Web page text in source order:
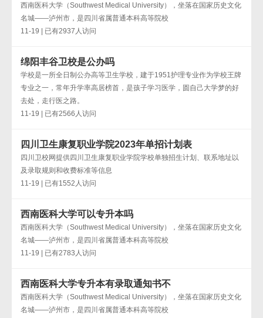
西南医科大学（Southwest Medical University），坐落在国家历史文化
名城——泸州市，是四川省属普通本科高等院校
11-19 | 已有2937人访问
绵阳丰谷卫校是公办吗
学校是一所全日制公办高等卫生学校，建于1951护理专业作为学校王牌
专业之一，常年升学率高居榜首，是孩子学习医学，圆自己大学梦的好
去处，走行医之路。
11-19 | 已有2566人访问
四川卫生康复职业学院2023年单招计划表
四川卫校网提供四川卫生康复职业学院学校单独招生计划、联系地址以
及录取规则和收费标准等信息
11-19 | 已有1552人访问
西南医科大学可以专升本吗
西南医科大学（Southwest Medical University），坐落在国家历史文化
名城——泸州市，是四川省属普通本科高等院校
11-19 | 已有2783人访问
西南医科大学专升本有录取通知书不
西南医科大学（Southwest Medical University），坐落在国家历史文化
名城——泸州市，是四川省属普通本科高等院校